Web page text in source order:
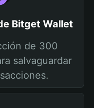
Bitget Wallet
de 300
salvaguardar